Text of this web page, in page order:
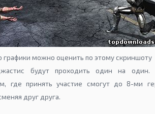
графики можно оценить по этому скриншоту
будут проходить один на один.
где принять участие смогут до 8-ми
друг друга.